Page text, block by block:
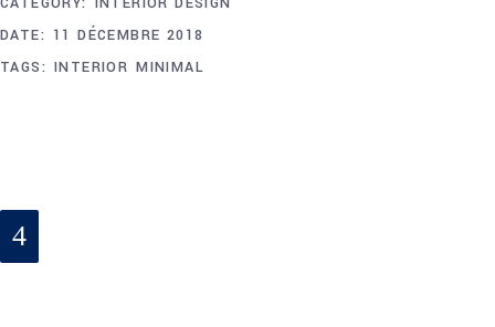
DATE: 11 DÉCEMBRE 2018
TAGS: INTERIOR MINIMAL